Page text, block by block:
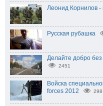
Леонид Корнилов -
Русская рубашка
Делайте добро
2451
Войска
forces 2012
298